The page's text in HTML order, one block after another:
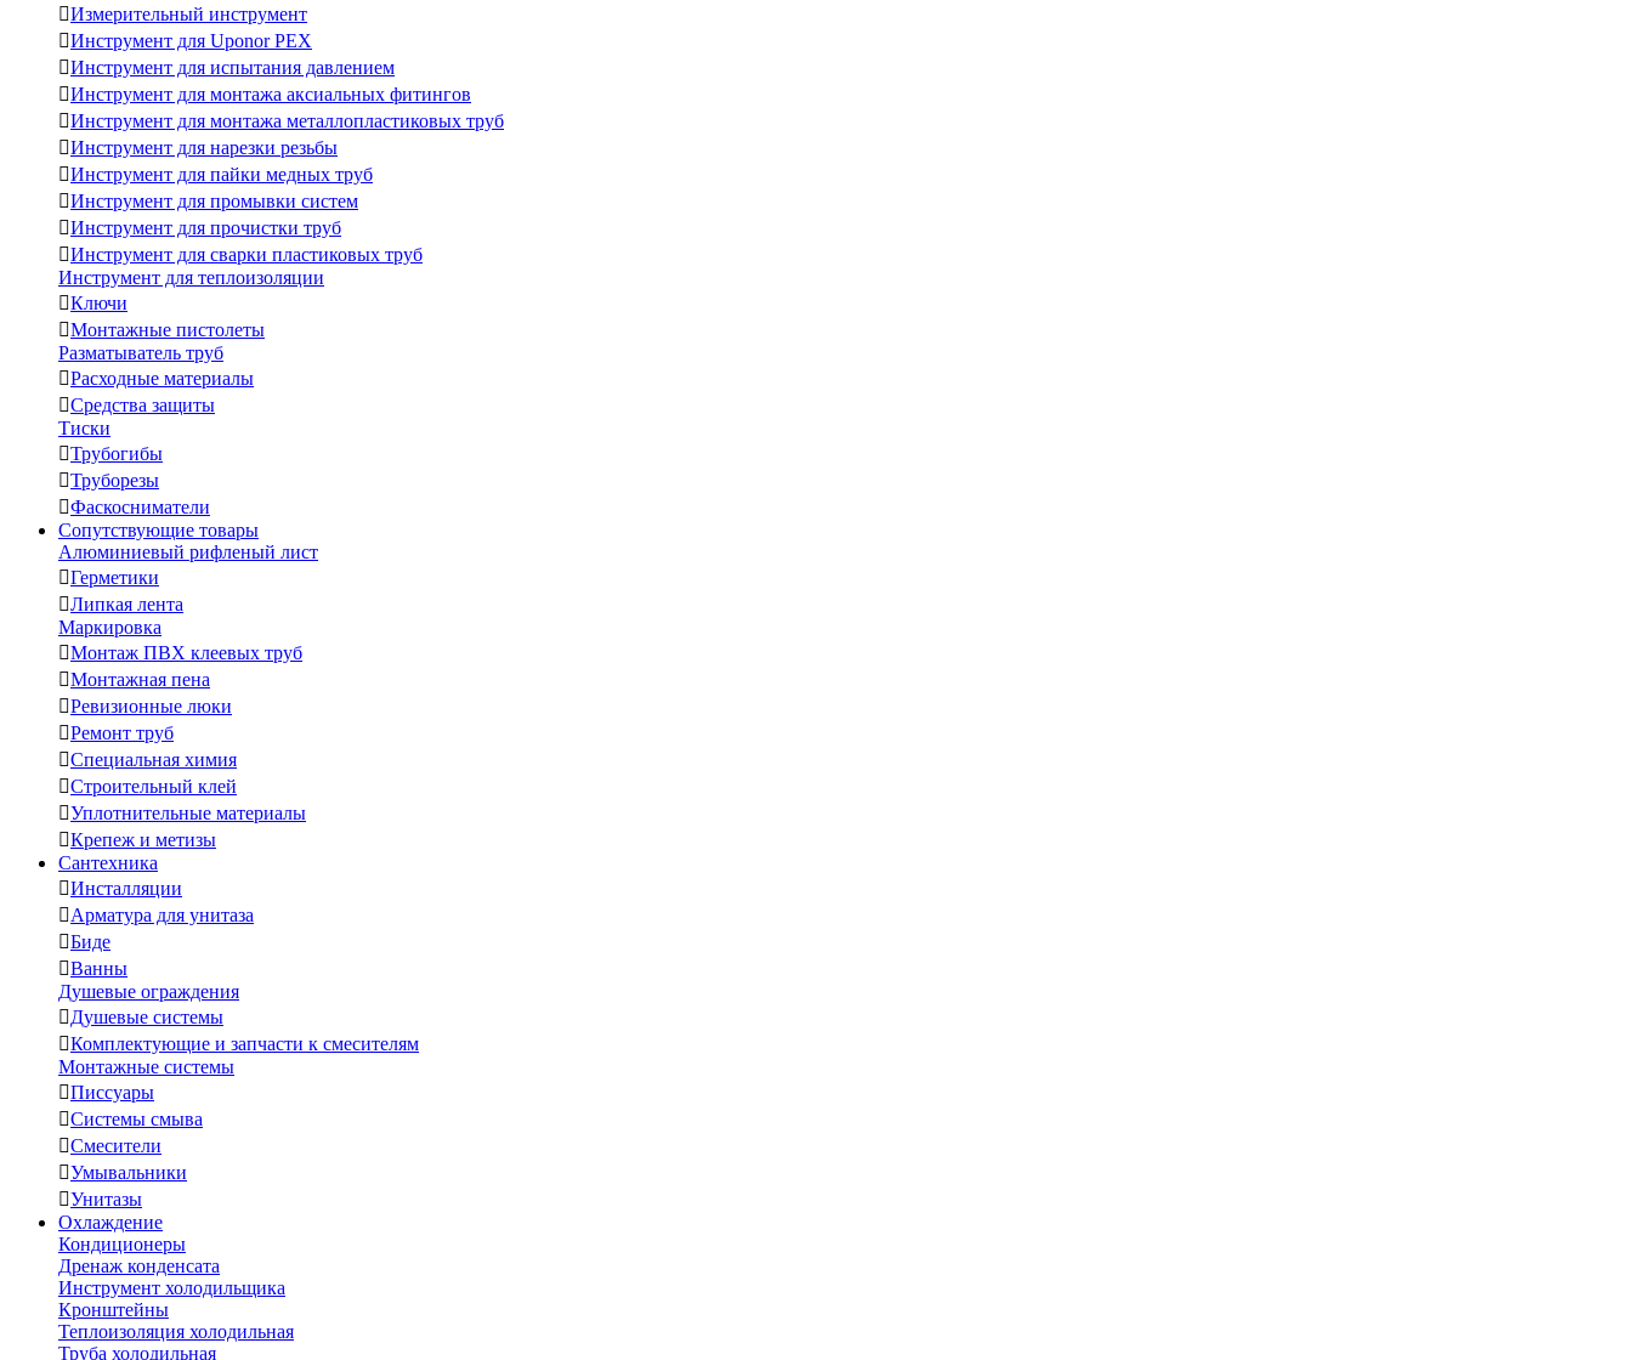
Измерительный инструмент
Инструмент для Uponor PEX
Инструмент для испытания давлением
Инструмент для монтажа аксиальных фитингов
Инструмент для монтажа металлопластиковых труб
Инструмент для нарезки резьбы
Инструмент для пайки медных труб
Инструмент для промывки систем
Инструмент для прочистки труб
Инструмент для сварки пластиковых труб
Инструмент для теплоизоляции
Ключи
Монтажные пистолеты
Разматыватель труб
Расходные материалы
Средства защиты
Тиски
Трубогибы
Труборезы
Фаскосниматели
Сопутствующие товары
Алюминиевый рифленый лист
Герметики
Липкая лента
Маркировка
Монтаж ПВХ клеевых труб
Монтажная пена
Ревизионные люки
Ремонт труб
Специальная химия
Строительный клей
Уплотнительные материалы
Крепеж и метизы
Сантехника
Инсталляции
Арматура для унитаза
Биде
Ванны
Душевые ограждения
Душевые системы
Комплектующие и запчасти к смесителям
Монтажные системы
Писсуары
Системы смыва
Смесители
Умывальники
Унитазы
Охлаждение
Кондиционеры
Дренаж конденсата
Инструмент холодильщика
Кронштейны
Теплоизоляция холодильная
Труба холодильная